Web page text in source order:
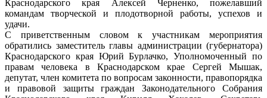
Краснодарского края Алексей Черненко, пожелавший
командам творческой и плодотворной работы, успехов и
удачи.
С приветственным словом к участникам мероприятия
обратились заместитель главы администрации (губернатора)
Краснодарского края Юрий Бурлачко, Уполномоченный по
правам человека в Краснодарском крае Сергей Мышак,
депутат, член комитета по вопросам законности, правопорядка
и правовой защиты граждан Законодательного Собрания